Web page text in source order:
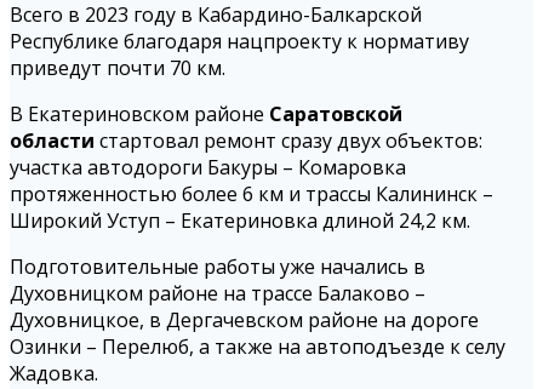
Всего в 2023 году в Кабардино-Балкарской
Республике благодаря нацпроекту к нормативу
приведут почти 70 км.
В Екатериновском районе Саратовской
области стартовал ремонт сразу двух объектов:
участка автодороги Бакуры – Комаровка
протяженностью более 6 км и трассы Калининск –
Широкий Уступ – Екатериновка длиной 24,2 км.
Подготовительные работы уже начались в
Духовницком районе на трассе Балаково –
Духовницкое, в Дергачевском районе на дороге
Озинки – Перелюб, а также на автоподъезде к селу
Жадовка.